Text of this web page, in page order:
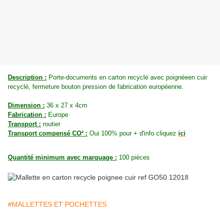
Description : Porte-documents en carton recyclé avec poignéeen cuir
recyclé, fermeture bouton pression de fabrication européenne.
Dimension : 36 x 27 x 4cm
Fabrication : Europe
Transport : routier
Transport compensé CO² : Oui 100% pour + d'info cliquez ici
Quantité minimum avec marquage : 100 pièces
#MALLETTES ET POCHETTES